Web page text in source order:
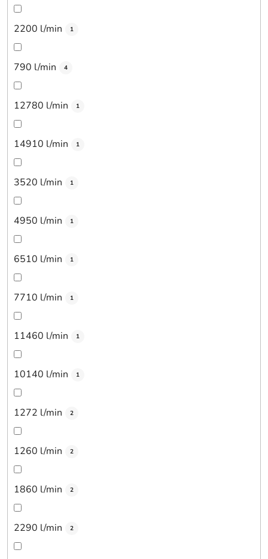
2200 l/min 1
790 l/min 4
12780 l/min 1
14910 l/min 1
3520 l/min 1
4950 l/min 1
6510 l/min 1
7710 l/min 1
11460 l/min 1
10140 l/min 1
1272 l/min 2
1260 l/min 2
1860 l/min 2
2290 l/min 2